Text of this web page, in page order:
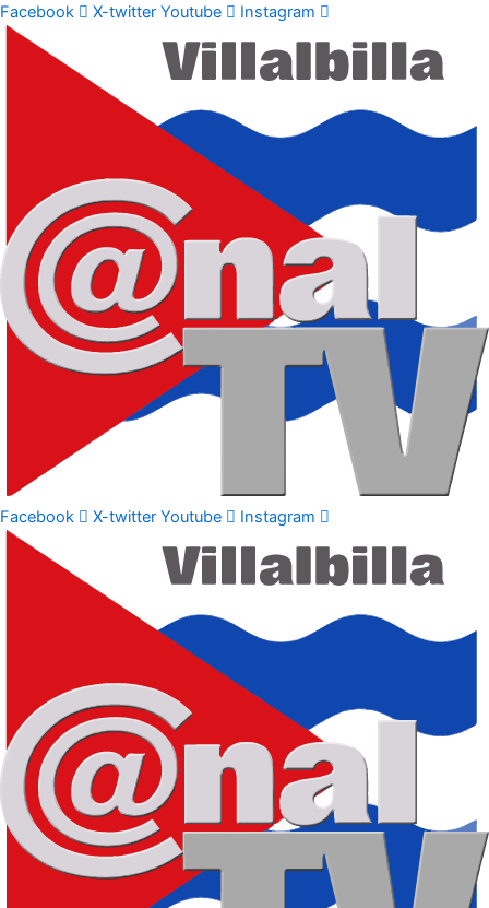
Facebook
X-twitter Youtube Instagram
Facebook X-twitter Youtube Instagram